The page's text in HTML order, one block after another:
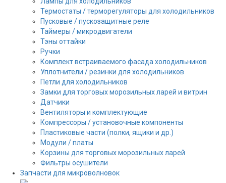
Термостаты / терморегуляторы для холодильников
Пусковые / пускозащитные реле
Таймеры / микродвигатели
Тэны оттайки
Ручки
Комплект встраиваемого фасада холодильников
Уплотнители / резинки для холодильников
Петли для холодильников
Замки для торговых морозильных ларей и витрин
Датчики
Вентиляторы и комплектующие
Компрессоры / установочные компоненты
Пластиковые части (полки, ящики и др.)
Модули / платы
Корзины для торговых морозильных ларей
Фильтры осушители
Запчасти для микроволновок